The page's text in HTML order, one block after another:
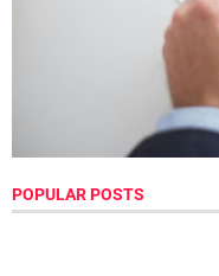
POPULAR POSTS